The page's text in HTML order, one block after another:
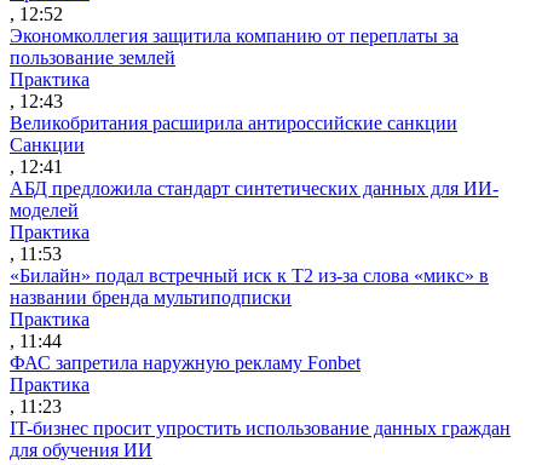
, 12:52
Экономколлегия защитила компанию от переплаты за
пользование землей
Практика
, 12:43
Великобритания расширила антироссийские санкции
Санкции
, 12:41
АБД предложила стандарт синтетических данных для ИИ-
моделей
Практика
, 11:53
«Билайн» подал встречный иск к Т2 из-за слова «микс» в
названии бренда мультиподписки
Практика
, 11:44
ФАС запретила наружную рекламу Fonbet
Практика
, 11:23
IT-бизнес просит упростить использование данных граждан
для обучения ИИ